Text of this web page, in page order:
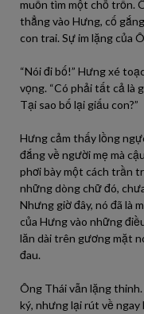
muốn tìm một chỗ trốn.
thẳng vào Hưng, cố
con trai. Sự im lặng của
“Nói đi bố!” Hưng xé
vọng. “Có phải tất cả là
Tại sao bố lại giấu con?”
Hưng cảm thấy lồng
đắng về người mẹ mà
phơi bày một cách trần
những dòng chữ đó,
Nhưng giờ đây, nó đã là
của Hưng vào những
lăn dài trên gương mặt
đau.
Ông Thái vẫn lặng
ký, nhưng lại rút về